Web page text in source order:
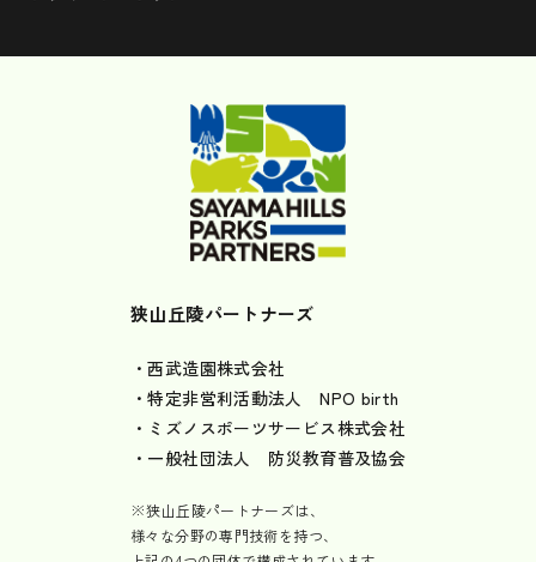
狭山丘陵パートナーズ
・西武造園株式会社
・特定非営利活動法人 NPO birth
・ミズノスポーツサービス株式会社
・一般社団法人 防災教育普及協会
※狭山丘陵パートナーズは、
様々な分野の専門技術を持つ、